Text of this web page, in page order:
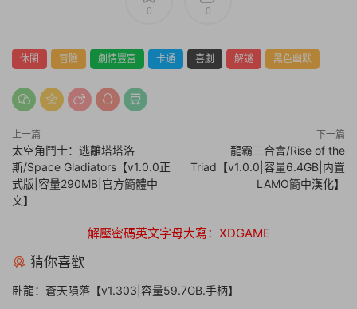
0 0
休閑 冒險 劇情豐富 卡通 喜劇 解謎 黑色幽默
上一篇
太空角鬥士：逃離塔塔洛
斯/Space Gladiators【v1.0.0正
式版|容量290MB|官方簡體中
文】
下一篇
龍霸三合會/Rise of the
Triad【v1.0.0|容量6.4GB|内置
LAMO簡中漢化】
解壓密碼英文字母大寫：XDGAME
猜你喜歡
卧龍：蒼天隕落【v1.303|容量59.7GB.手柄】